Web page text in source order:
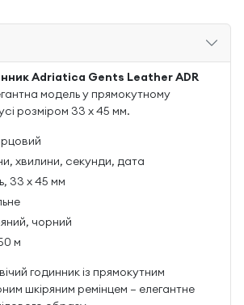
Adriatica Gents Leather ADR
модель у прямокутному
розміром 33 х 45 мм.
хвилини, секунди, дата
33 х 45 мм
чорний
м
годинник із прямокутним
шкіряним ремінцем — елегантне